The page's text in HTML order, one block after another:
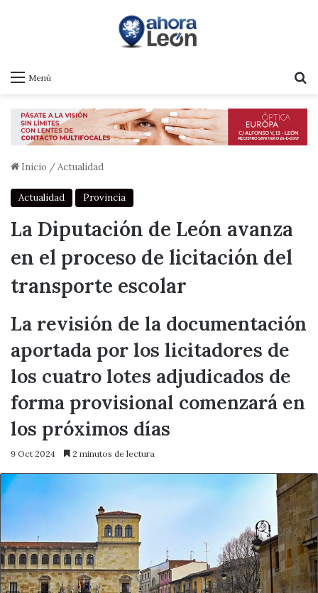
Menú
Inicio /Actualidad
Actualidad Provincia
La Diputación de León avanza
en el proceso de licitación del
transporte escolar
La revisión de la documentación
aportada por los licitadores de
los cuatro lotes adjudicados de
forma provisional comenzará en
los próximos días
9 Oct 2024 2 minutos de lectura